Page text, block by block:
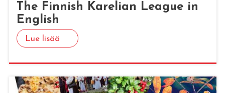
The Fin­nish Ka­re­lian Lea­gue in
English
Lue lisää